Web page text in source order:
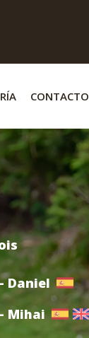
CONTACTO
Daniel
Mihai